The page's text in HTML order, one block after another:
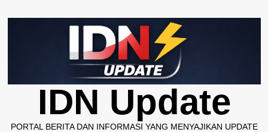
to
IDN Update
PORTAL BERITA DAN INFORMASI YANG MENYAJIKAN UPDATE